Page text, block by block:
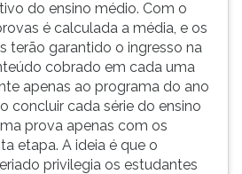
do ensino médio. Com o
é calculada a média, e os
terão garantido o ingresso na
cobrado em cada uma
apenas ao programa do ano
concluir cada série do ensino
prova apenas com os
etapa. A ideia é que o
privilegia os estudantes